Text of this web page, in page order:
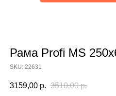
Рама Profi MS
SKU: 22631
3159,00 р. 3510,00 р.